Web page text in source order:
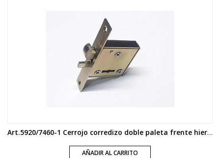
Art.5920/7460-1 Cerrojo corredizo doble paleta frente hierro
AÑADIR AL CARRITO